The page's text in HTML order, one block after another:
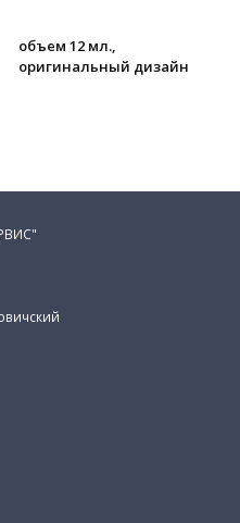
объем 12 мл.,
оригинальный дизайн